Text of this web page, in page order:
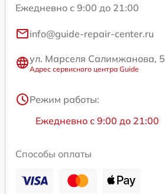
Ежедневно с 9:00 до 21:00
info@guide-repair-center.ru
ул. Марселя Салимжанова, 5
Адрес сервисного центра Guide
Режим работы:
Ежедневно с 9:00 до 21:00
Способы оплаты